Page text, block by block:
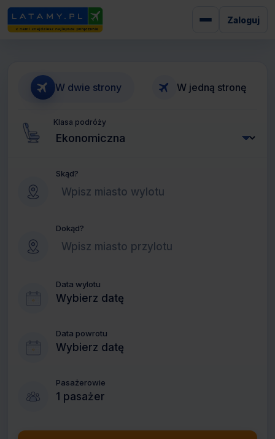
Zaloguj
W dwie strony W jedną stronę
Klasa podróży
Skąd?
Dokąd?
Data wylotu
Wybierz datę
Data powrotu
Wybierz datę
Pasażerowie
1 pasażer